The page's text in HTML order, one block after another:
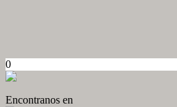
0
Encontranos en